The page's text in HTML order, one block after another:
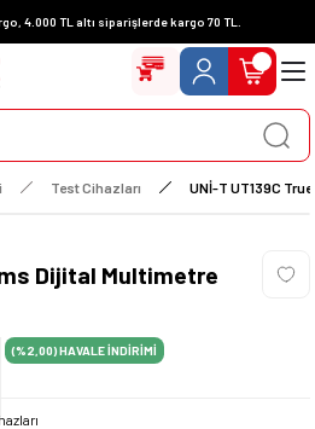
4.000 TL altı siparişlerde kargo 70 TL.
Test Cihazları UNİ-T UT139C
Dijital Multimetre
(%2,00)HAVALE İNDİRİMİ